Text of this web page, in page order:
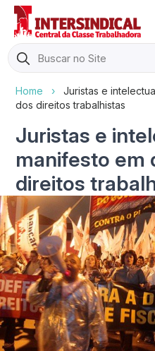
Search
for:
Home ›
Juristas e
dos direitos trabalhistas
Juristas e
manifesto em
direitos